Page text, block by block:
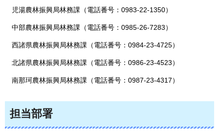
児湯農林振興局林務課（電話番号：0983-22-1350）
中部農林振興局林務課（電話番号：0985-26-7283）
西諸県農林振興局林務課（電話番号：0984-23-4725）
北諸県農林振興局林務課（電話番号：0986-23-4523）
南那珂農林振興局林務課（電話番号：0987-23-4317）
担当部署